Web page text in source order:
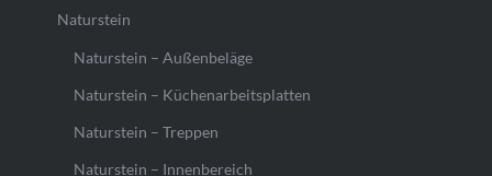
Naturstein
Naturstein – Außenbeläge
Naturstein – Küchenarbeitsplatten
Naturstein – Treppen
Naturstein – Innenbereich